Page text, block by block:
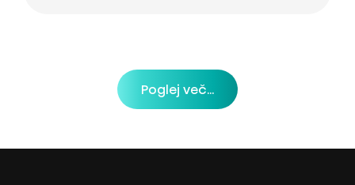
Poglej več...